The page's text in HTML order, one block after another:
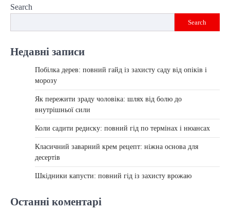
Search
Search
Недавні записи
Побілка дерев: повний гайд із захисту саду від опіків і
морозу
Як пережити зраду чоловіка: шлях від болю до
внутрішньої сили
Коли садити редиску: повний гід по термінах і нюансах
Класичний заварний крем рецепт: ніжна основа для
десертів
Шкідники капусти: повний гід із захисту врожаю
Останні коментарі